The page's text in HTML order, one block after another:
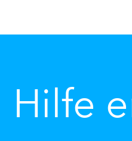
Hilfe